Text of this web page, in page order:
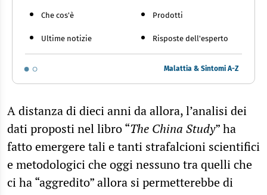
Che cos'è
Ultime notizie
Prodotti
Risposte dell'esperto
Malattia & Sintomi A-Z
A distanza di dieci anni da allora, l’analisi dei
dati proposti nel libro “The China Study” ha
fatto emergere tali e tanti strafalcioni scientifici
e metodologici che oggi nessuno tra quelli che
ci ha “aggredito” allora si permetterebbe di